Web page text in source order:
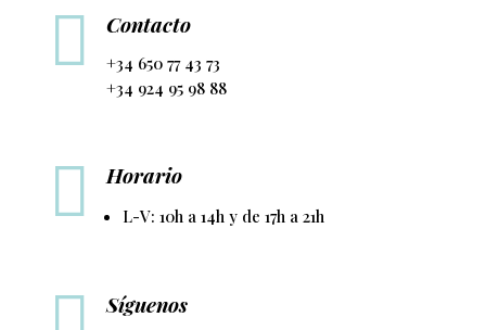
 Contacto
+34 650 77 43 73
+34 924 95 98 88
 Horario
L-V: 10h a 14h y de 17h a 21h
Síguenos